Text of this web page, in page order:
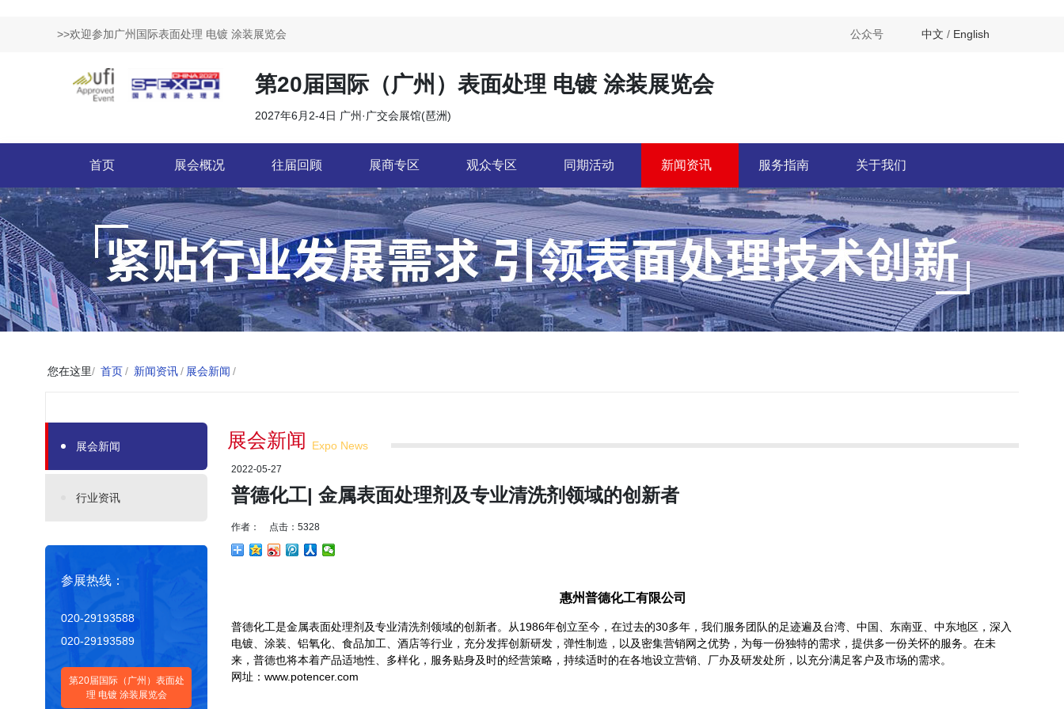
>>欢迎参加广州国际表面处理 电镀 涂装展览会 公众号 中文 / English
第20届国际（广州）表面处理 电镀 涂装展览会
2027年6月2-4日 广州·广交会展馆(琶洲)
首页 展会概况 往届回顾 展商专区 观众专区 同期活动 新闻资讯 服务指南 关于我们
您在这里/ 首页/ 新闻资讯/ 展会新闻 /
展会新闻
行业资讯
参展热线：
020-29193588
020-29193589
第20届国际（广州）表面处
理 电镀 涂装展览会
展会新闻 Expo News
2022-05-27
普德化工| 金属表面处理剂及专业清洗剂领域的创新者
作者： 点击：5328
惠州普德化工有限公司
普德化工是金属表面处理剂及专业清洗剂领域的创新者。从1986年创立至今，在过去的30多年，我们服务团队的足迹遍及台湾、中国、东南亚、中东地区，深入
电镀、涂装、铝氧化、食品加工、酒店等行业，充分发挥创新研发，弹性制造，以及密集营销网之优势，为每一份独特的需求，提供多一份关怀的服务。在未
来，普德也将本着产品适地性、多样化，服务贴身及时的经营策略，持续适时的在各地设立营销、厂办及研发处所，以充分满足客户及市场的需求。
网址：www.potencer.com